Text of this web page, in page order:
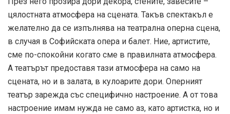
цялостната атмосфера на сцената. Такъв спектакъл е
желателно да се изпълнява на театрална оперна сцена,
в случая в Софийската опера и балет. Ние, артистите,
сме по-спокойни когато сме в правилната атмосфера.
А театърът предоставя тази атмосфера на само на
сцената, но и в залата, в кулоарите дори. Оперният
театър зарежда със специфично настроение. А от това
настроение имам нужда не само аз, като артистка, но и